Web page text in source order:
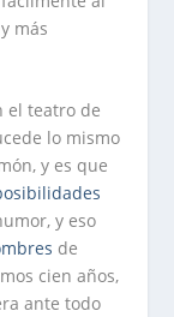
más
el teatro de
lo mismo
y es que
y eso
de
cien años,
ante todo